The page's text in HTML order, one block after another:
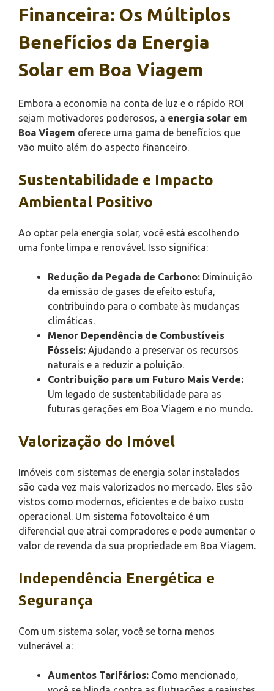
Financeira: Os Múltiplos
Benefícios da Energia
Solar em Boa Viagem
Embora a economia na conta de luz e o rápido ROI
sejam motivadores poderosos, a energia solar em
Boa Viagem oferece uma gama de benefícios que
vão muito além do aspecto financeiro.
Sustentabilidade e Impacto
Ambiental Positivo
Ao optar pela energia solar, você está escolhendo
uma fonte limpa e renovável. Isso significa:
Redução da Pegada de Carbono: Diminuição
da emissão de gases de efeito estufa,
contribuindo para o combate às mudanças
climáticas.
Menor Dependência de Combustíveis
Fósseis: Ajudando a preservar os recursos
naturais e a reduzir a poluição.
Contribuição para um Futuro Mais Verde:
Um legado de sustentabilidade para as
futuras gerações em Boa Viagem e no mundo.
Valorização do Imóvel
Imóveis com sistemas de energia solar instalados
são cada vez mais valorizados no mercado. Eles são
vistos como modernos, eficientes e de baixo custo
operacional. Um sistema fotovoltaico é um
diferencial que atrai compradores e pode aumentar o
valor de revenda da sua propriedade em Boa Viagem.
Independência Energética e
Segurança
Com um sistema solar, você se torna menos
vulnerável a:
Aumentos Tarifários: Como mencionado,